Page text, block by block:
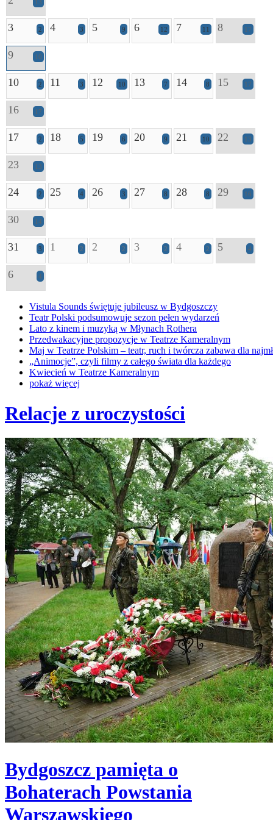
13
3 2 4 3 5 9 6 12 7 11 8 17
9 10
10 2 11 3 12 10 13 7 14 8 15 17
16 17
17 2 18 5 19 6 20 9 21 10 22 13
23 13
24 2 25 4 26 3 27 8 28 8 29 16
30 14
31 3 1 2 2 2 3 2 4 2 5 4
6 4
Vistula Sounds świętuje jubileusz w Bydgoszczy
Teatr Polski podsumowuje sezon pełen wydarzeń
Lato z kinem i muzyką w Młynach Rothera
Przedwakacyjne propozycje w Teatrze Kameralnym
Maj w Teatrze Polskim – teatr, ruch i twórcza zabawa dla
„Animocje”, czyli filmy z całego świata dla każdego
Kwiecień w Teatrze Kameralnym
pokaż więcej
Relacje z uroczystości
Bydgoszcz pamięta o
Bohaterach Powstania
Warszawskiego